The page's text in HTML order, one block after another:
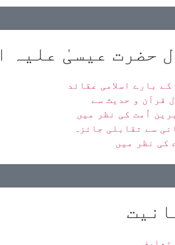
حضرت عیسیٰ علیہ
کے بارے اسلامی عقائد
قرآن و حدیث سے
اُمت کی نظر میں
سے تقابلی جائزہ
کی نظر میں
تعارف